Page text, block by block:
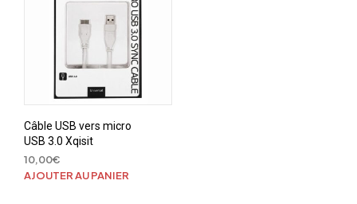
Câble USB vers micro
USB 3.0 Xqisit
10,00€
AJOUTER AU PANIER